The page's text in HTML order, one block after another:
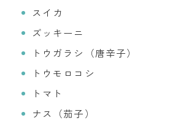
スイカ
ズッキーニ
トウガラシ（唐辛子）
トウモロコシ
トマト
ナス（茄子）